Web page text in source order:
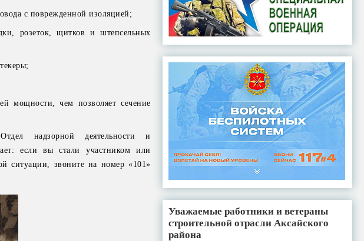
с поврежденной изоляцией;
розеток, щитков и штепсельных
мощности, чем позволяет сечение
надзорной деятельности и
если вы стали участником или
ситуации, звоните на номер «101»
Уважаемые работники и ветераны
строительной отрасли Аксайского
района